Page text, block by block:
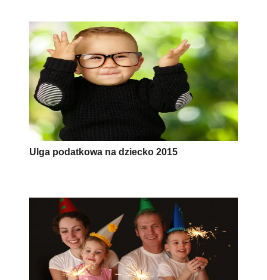
Ulga podatkowa na dziecko 2015